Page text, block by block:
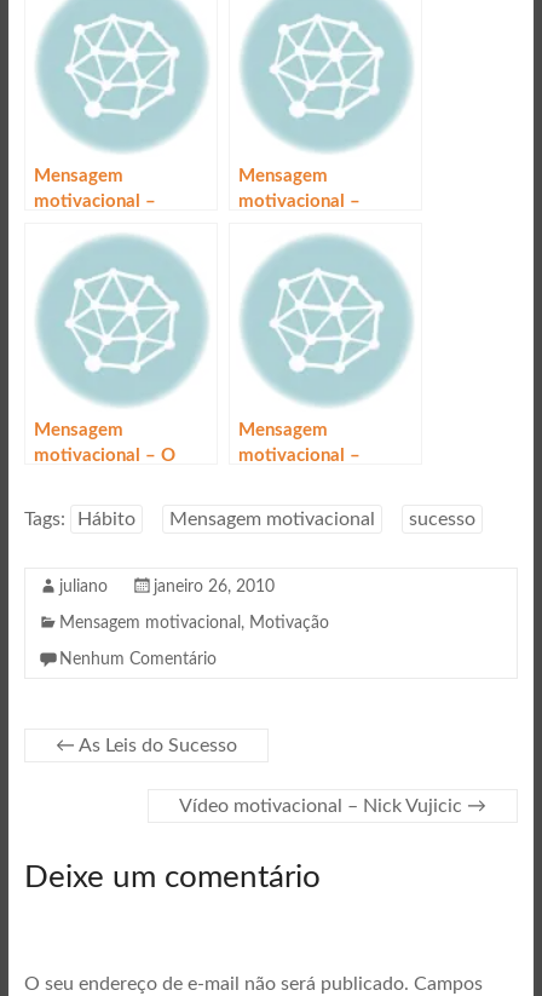
Mensagem
motivacional –
Mensagem
motivacional –
Mensagem
motivacional – O
Mensagem
motivacional –
Tags: Hábito Mensagem motivacional sucesso
juliano janeiro 26, 2010
Mensagem motivacional , Motivação
Nenhum Comentário
← As Leis do Sucesso
Vídeo motivacional – Nick Vujicic →
Deixe um comentário
O seu endereço de e-mail não será publicado. Campos